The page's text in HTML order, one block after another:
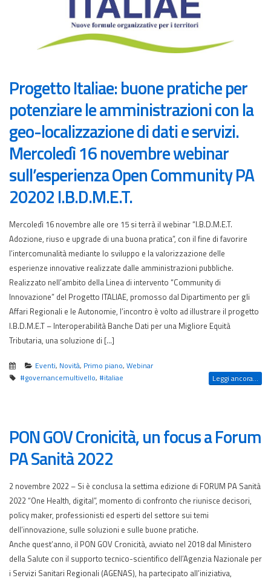
Progetto Italiae: buone pratiche per
potenziare le amministrazioni con la
geo-localizzazione di dati e servizi.
Mercoledì 16 novembre webinar
sull’esperienza Open Community PA
20202 I.B.D.M.E.T.
Mercoledì 16 novembre alle ore 15 si terrà il webinar “I.B.D.M.E.T.
Adozione, riuso e upgrade di una buona pratica”, con il fine di favorire
l’intercomunalità mediante lo sviluppo e la valorizzazione delle
esperienze innovative realizzate dalle amministrazioni pubbliche.
Realizzato nell’ambito della Linea di intervento “Community di
Innovazione” del Progetto ITALIAE, promosso dal Dipartimento per gli
Affari Regionali e le Autonomie, l’incontro è volto ad illustrare il progetto
I.B.D.M.E.T – Interoperabilità Banche Dati per una Migliore Equità
Tributaria, una soluzione di […]
Eventi, Novità, Primo piano,Webinar
#governancemultivello, #italiae Leggi ancora...
PON GOV Cronicità, un focus a Forum
PA Sanità 2022
2 novembre 2022 – Si è conclusa la settima edizione di FORUM PA Sanità
2022 “One Health, digital”, momento di confronto che riunisce decisori,
policy maker, professionisti ed esperti del settore sui temi
dell’innovazione, sulle soluzioni e sulle buone pratiche.
Anche quest’anno, il PON GOV Cronicità, avviato nel 2018 dal Ministero
della Salute con il supporto tecnico-scientifico dell’Agenzia Nazionale per
i Servizi Sanitari Regionali (AGENAS), ha partecipato all’iniziativa,